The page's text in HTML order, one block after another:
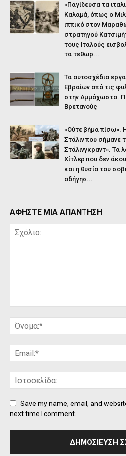
«Παγίδευσα τα
Καλαμά, όπως ο
ιππικό στον
στρατηγού
τους Ιταλούς
τα τεθωρ...
Τα αυτοσχέδια
Εβραίων από τις
στην Αμμόχωστο.
Βρετανούς
«Ούτε βήμα πίσω».
Στάλιν που σήμανε
Στάλινγκραντ». Τα
Χίτλερ που δεν
και η θυσία του
οδήγησ...
ΑΦΗΣΤΕ ΜΙΑ ΑΠΑΝΤΗΣΗ
Save my name, email, and
next time I comment.